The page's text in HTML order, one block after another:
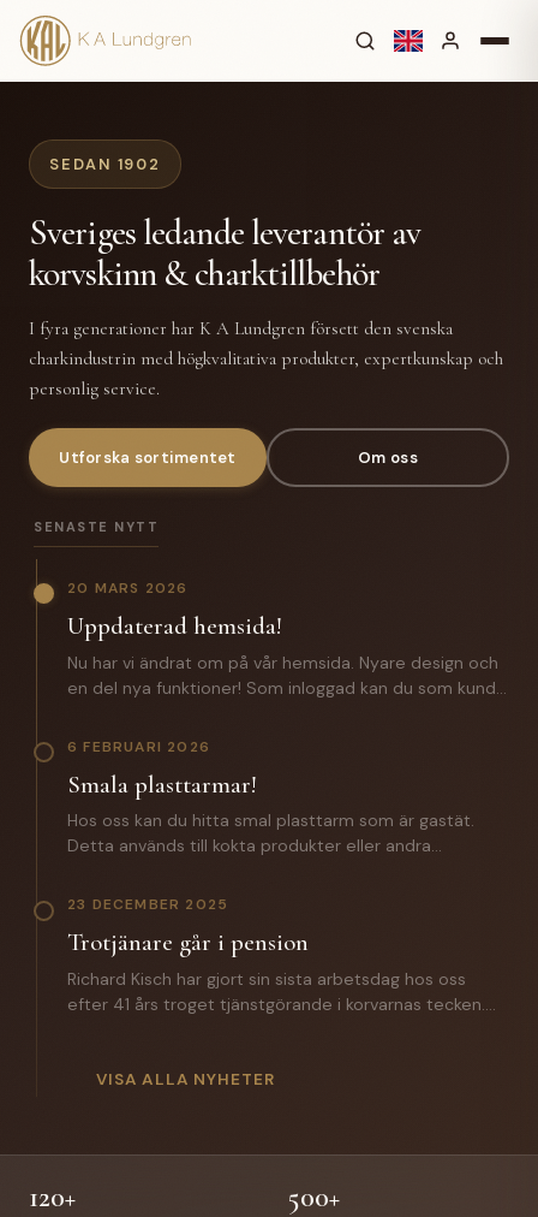
SEDAN 1902
Sveriges ledande leverantör av
korvskinn & charktillbehör
I fyra generationer har K A Lundgren försett den svenska
charkindustrin med högkvalitativa produkter, expertkunskap och
personlig service.
Utforska sortimentet Om oss
SENASTE NYTT
20 MARS 2026
Uppdaterad hemsida!
Nu har vi ändrat om på vår hemsida. Nyare design och
en del nya funktioner! Som inloggad kan du som kund
Certifikat och specifikationer. - Orderhistorik med alla
certifikat och produktspecifikationer. Saknar du
inloggningsuppgifter? Hör av dig till oss!
6 FEBRUARI 2026
Smala plasttarmar!
Hos oss kan du hitta smal plasttarm som är gastät.
Detta används till kokta produkter eller andra
slutprodukten. Till ett vegosortiment är denna ett
information.
23 DECEMBER 2025
Trotjänare går i pension
Richard Kisch har gjort sin sista arbetsdag hos oss
efter 41 års troget tjänstgörande i korvarnas tecken.
gick Anette Hellman i pension efter 12 år hos oss.
väntar Richard & Anette och vi önskar de all lycka till
VISA ALLA NYHETER
120+ 500+